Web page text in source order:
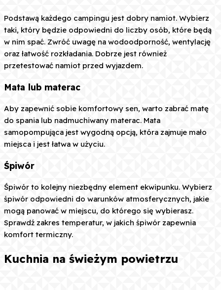
Podstawą każdego campingu jest dobry namiot. Wybierz
taki, który będzie odpowiedni do liczby osób, które będą
w nim spać. Zwróć uwagę na wodoodporność, wentylację
oraz łatwość rozkładania. Dobrze jest również
przetestować namiot przed wyjazdem.
Mata lub materac
Aby zapewnić sobie komfortowy sen, warto zabrać matę
do spania lub nadmuchiwany materac. Mata
samopompująca jest wygodną opcją, która zajmuje mało
miejsca i jest łatwa w użyciu.
Śpiwór
Śpiwór to kolejny niezbędny element ekwipunku. Wybierz
śpiwór odpowiedni do warunków atmosferycznych, jakie
mogą panować w miejscu, do którego się wybierasz.
Sprawdź zakres temperatur, w jakich śpiwór zapewnia
komfort termiczny.
Kuchnia na świeżym powietrzu